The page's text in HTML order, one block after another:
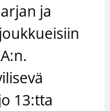
ja
13:tta